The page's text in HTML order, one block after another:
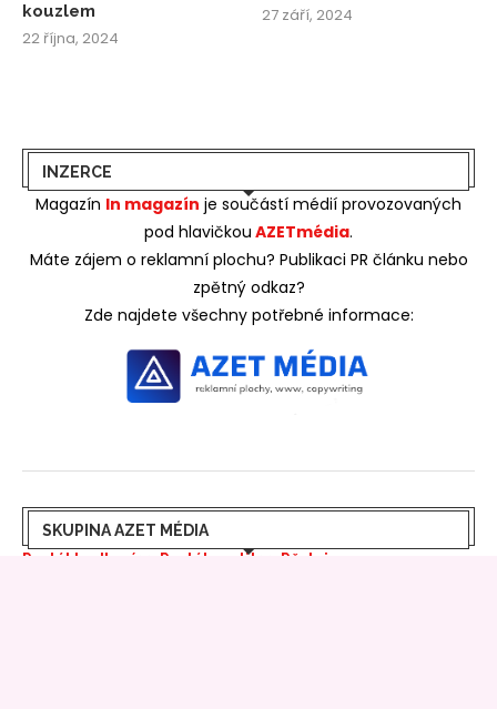
kouzlem
22 října, 2024
27 září, 2024
SKUPINA AZET MÉDIA
Portál bydlení
Portál realit
Pěstujeme
INZERCE
Magazín In magazín je součástí médií provozovaných
pod hlavičkou AZETmédia.
Máte zájem o reklamní plochu? Publikaci PR článku nebo
zpětný odkaz?
Zde najdete všechny potřebné informace: